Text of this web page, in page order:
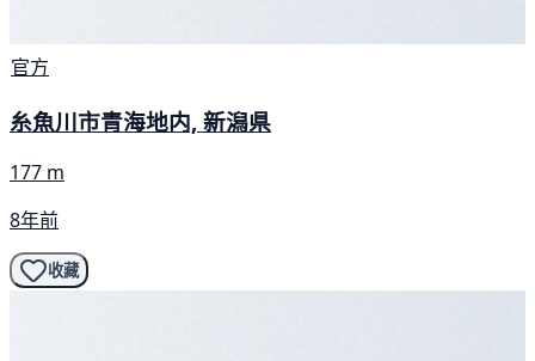
官方
糸魚川市青海地内, 新潟県
177 m
8年前
收藏